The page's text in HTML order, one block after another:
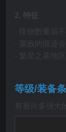
2. 特征
- 怪物数量虽
- 腐败的痕迹
- 繁星之墓地
等级/装备
有着许多强大